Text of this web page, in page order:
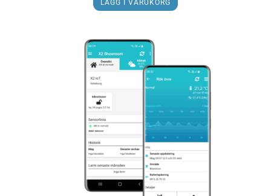
LÄGG I VARUKORG